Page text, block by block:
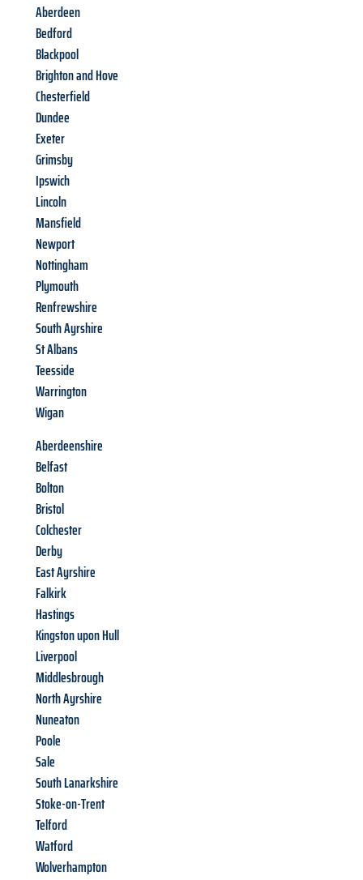
Aberdeen
Bedford
Blackpool
Brighton and Hove
Chesterfield
Dundee
Exeter
Grimsby
Ipswich
Lincoln
Mansfield
Newport
Nottingham
Plymouth
Renfrewshire
South Ayrshire
St Albans
Teesside
Warrington
Wigan
Aberdeenshire
Belfast
Bolton
Bristol
Colchester
Derby
East Ayrshire
Falkirk
Hastings
Kingston upon Hull
Liverpool
Middlesbrough
North Ayrshire
Nuneaton
Poole
Sale
South Lanarkshire
Stoke-on-Trent
Telford
Watford
Wolverhampton